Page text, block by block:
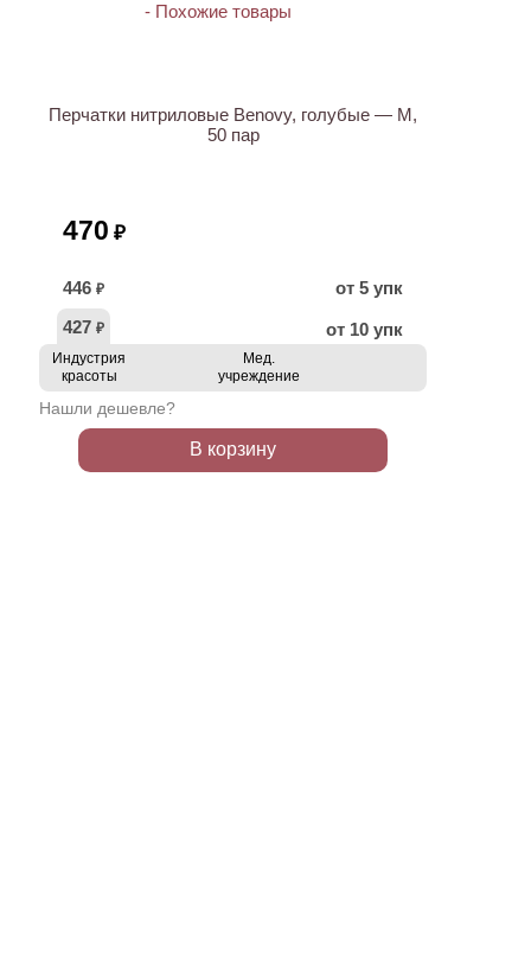
Перчатки нитриловые Benovy, голубые — M,
50 пар
470 ₽
446 ₽
от 5 упк
427 ₽ от 10 упк
Индустрия
красоты
Мед.
учреждение
Нашли дешевле?
В корзину